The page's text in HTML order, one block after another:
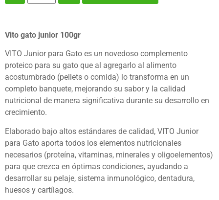
Vito gato junior 100gr
VITO Junior para Gato es un novedoso complemento
proteico para su gato que al agregarlo al alimento
acostumbrado (pellets o comida) lo transforma en un
completo banquete, mejorando su sabor y la calidad
nutricional de manera significativa durante su desarrollo en
crecimiento.
Elaborado bajo altos estándares de calidad, VITO Junior
para Gato aporta todos los elementos nutricionales
necesarios (proteína, vitaminas, minerales y oligoelementos)
para que crezca en óptimas condiciones, ayudando a
desarrollar su pelaje, sistema inmunológico, dentadura,
huesos y cartílagos.